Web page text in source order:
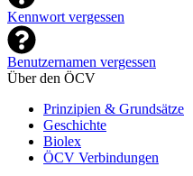
Kennwort vergessen
Benutzernamen vergessen
Über den ÖCV
Prinzipien & Grundsätze
Geschichte
Biolex
ÖCV Verbindungen